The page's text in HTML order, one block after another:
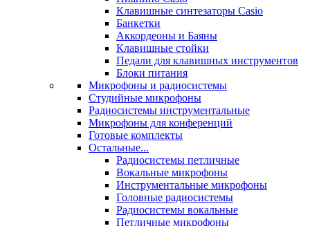
Клавишные синтезаторы Casio
Банкетки
Аккордеоны и Баяны
Клавишные стойки
Педали для клавишных инструментов
Блоки питания
Микрофоны и радиосистемы
Студийные микрофоны
Радиосистемы инструментальные
Микрофоны для конференций
Готовые комплекты
Остальные...
Радиосистемы петличные
Вокальные микрофоны
Инструментальные микрофоны
Головные радиосистемы
Радиосистемы вокальные
Петличные микрофоны